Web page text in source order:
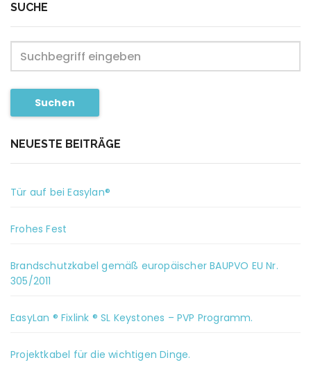
SUCHE
Suchen
NEUESTE BEITRÄGE
Tür auf bei Easylan®
Frohes Fest
Brandschutzkabel gemäß europäischer BAUPVO EU Nr.
305/2011
EasyLan ® Fixlink ® SL Keystones – PVP Programm.
Projektkabel für die wichtigen Dinge.